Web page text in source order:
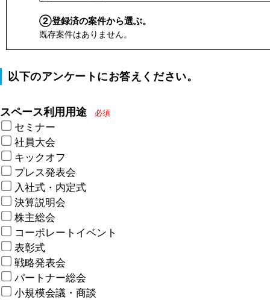
②登録済の案件から選ぶ。
既存案件はありません。
以下のアンケートにお答えください。
スペース利用用途 必須
セミナー
社員大会
キックオフ
プレス発表会
入社式・内定式
決算説明会
株主総会
コーポレートイベント
表彰式
戦略発表会
パートナー総会
小規模会議・商談